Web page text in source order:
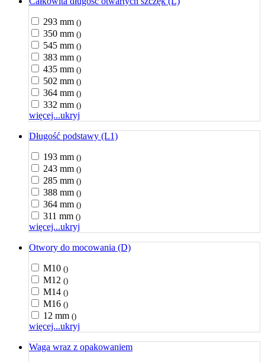
293 mm ()
350 mm ()
545 mm ()
383 mm ()
435 mm ()
502 mm ()
364 mm ()
332 mm ()
więcej...ukryj
Długość podstawy (L1)
193 mm ()
243 mm ()
285 mm ()
388 mm ()
364 mm ()
311 mm ()
więcej...ukryj
Otwory do mocowania (D)
M10 ()
M12 ()
M14 ()
M16 ()
12 mm ()
więcej...ukryj
Waga wraz z opakowaniem